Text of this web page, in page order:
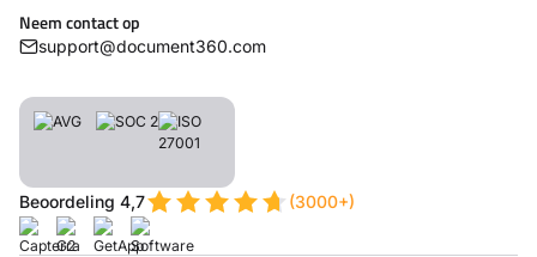
Neem contact op
support@document360.com
Beoordeling 4,7 (3000+)